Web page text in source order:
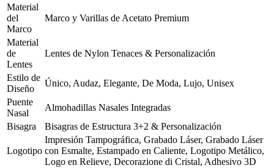
Material
del
Marco
Marco y Varillas de Acetato Premium
Material
de
Lentes
Lentes de Nylon Tenaces & Personalización
Estilo de
Diseño
Único, Audaz, Elegante, De Moda, Lujo, Unisex
Puente
Nasal
Almohadillas Nasales Integradas
Bisagra
Bisagras de Estructura 3+2 & Personalización
Logotipo
Impresión Tampográfica, Grabado Láser, Grabado Láser
con Esmalte, Estampado en Caliente, Logotipo Metálico,
Logo en Relieve, Decorazione di Cristal, Adhesivo 3D